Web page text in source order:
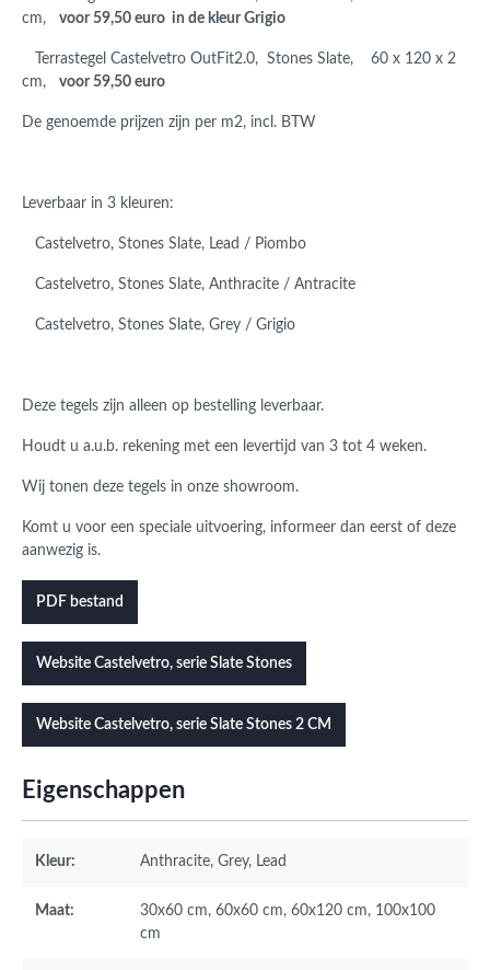
cm, voor 59,50 euro in de kleur Grigio
Terrastegel Castelvetro OutFit2.0, Stones Slate, 60 x 120 x 2
cm, voor 59,50 euro
De genoemde prijzen zijn per m2, incl. BTW
Leverbaar in 3 kleuren:
Castelvetro, Stones Slate, Lead / Piombo
Castelvetro, Stones Slate, Anthracite / Antracite
Castelvetro, Stones Slate, Grey / Grigio
Deze tegels zijn alleen op bestelling leverbaar.
Houdt u a.u.b. rekening met een levertijd van 3 tot 4 weken.
Wij tonen deze tegels in onze showroom.
Komt u voor een speciale uitvoering, informeer dan eerst of deze
aanwezig is.
PDF bestand
Website Castelvetro, serie Slate Stones
Website Castelvetro, serie Slate Stones 2 CM
Eigenschappen
Kleur: Anthracite, Grey, Lead
Maat: 30x60 cm, 60x60 cm, 60x120 cm, 100x100
cm